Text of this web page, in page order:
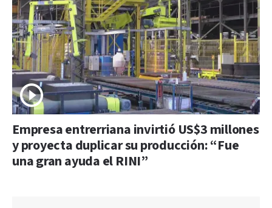
Empresa entrerriana invirtió US$3 millones
y proyecta duplicar su producción: “Fue
una gran ayuda el RINI”